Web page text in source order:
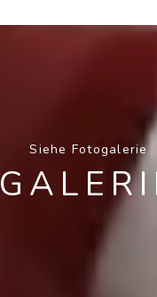
Siehe Fotogalerie